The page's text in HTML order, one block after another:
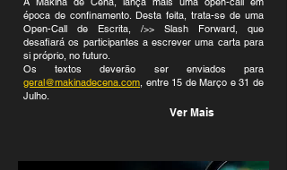
época de confinamento. Desta feita, trata-se de uma
Open-Call de Escrita, />> Slash Forward, que
desafiará os participantes a escrever uma carta para
si próprio, no futuro.
Os textos deverão ser enviados para
geral@makinadecena.com, entre 15 de Março e 31 de
Julho.
Ver Mais